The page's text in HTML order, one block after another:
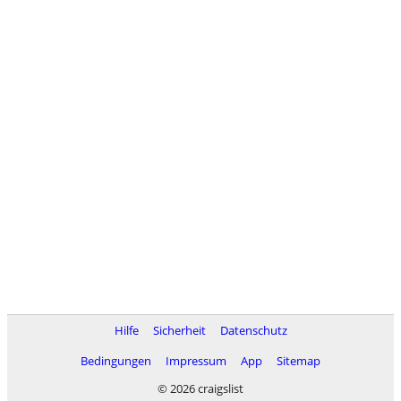
Hilfe Sicherheit
Datenschutz
Bedingungen
Impressum App
Sitemap
© 2026 craigslist